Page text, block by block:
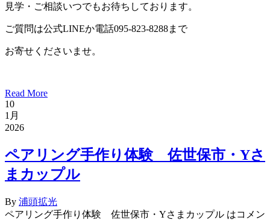
見学・ご相談いつでもお待ちしております。
ご質問は公式LINEか電話095-823-8288まで
お寄せくださいませ。
Read More
10
1月
2026
ペアリング手作り体験 佐世保市・Yさ
まカップル
By 浦頭拡光
ペアリング手作り体験 佐世保市・Yさまカップル はコメン